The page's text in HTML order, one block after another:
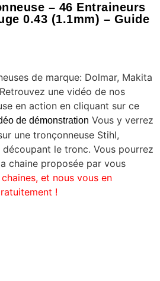
– 46 Entraineurs
0.43 (1.1mm) – Guide
de marque: Dolmar, Makita
une vidéo de nos
en action en cliquant sur ce
de démonstration Vous y verrez
une tronçonneuse Stihl,
le tronc. Vous pourrez
chaine proposée par vous
et nous vous en
!